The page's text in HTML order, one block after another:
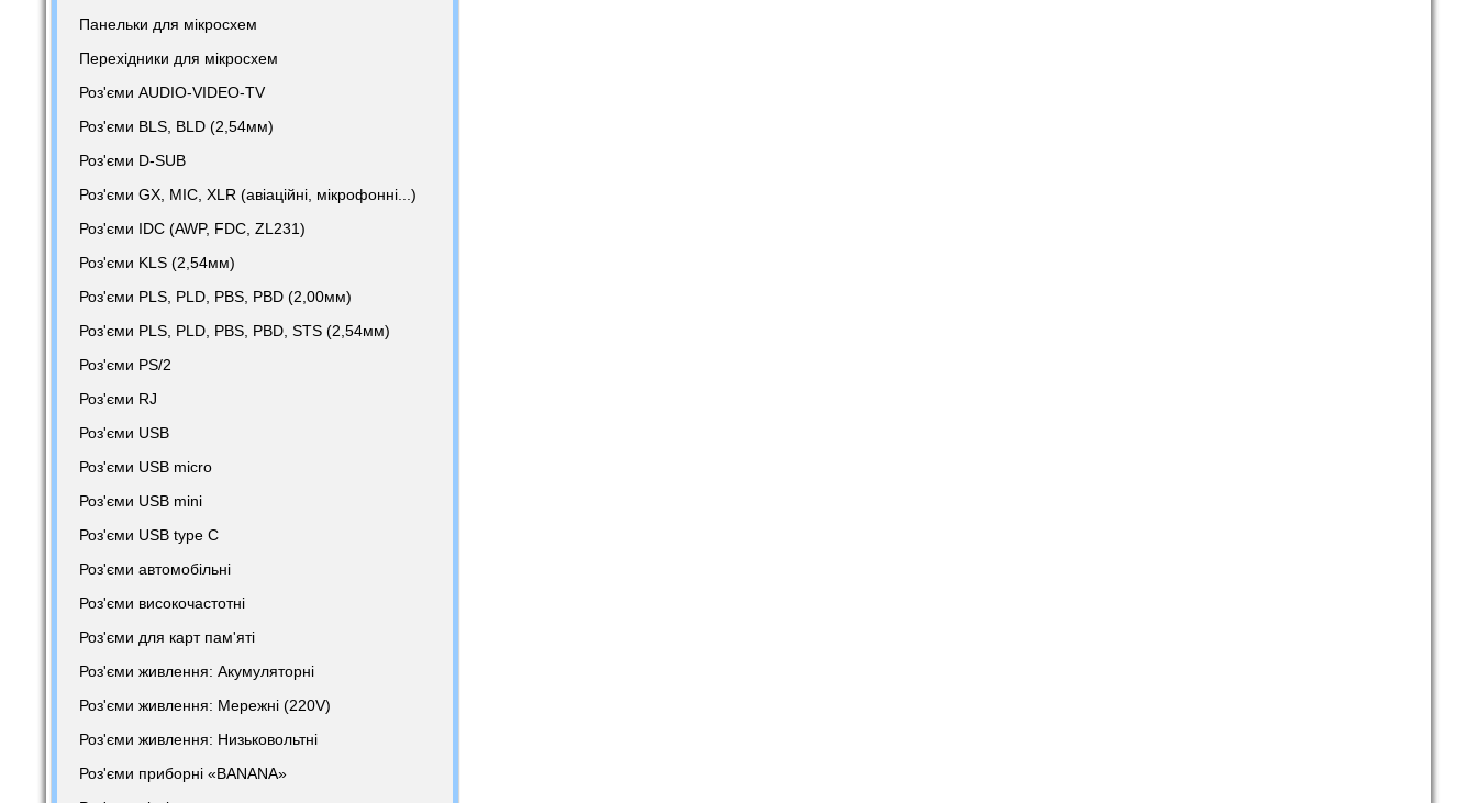
Панельки для мікросхем
Перехідники для мікросхем
Роз'єми AUDIO-VIDEO-TV
Роз'єми BLS, BLD (2,54мм)
Роз'єми D-SUB
Роз'єми GX, MIC, XLR (авіаційні, мікрофонні...)
Роз'єми IDC (AWP, FDC, ZL231)
Роз'єми KLS (2,54мм)
Роз'єми PLS, PLD, PBS, PBD (2,00мм)
Роз'єми PLS, PLD, PBS, PBD, STS (2,54мм)
Роз'єми PS/2
Роз'єми RJ
Роз'єми USB
Роз'єми USB micro
Роз'єми USB mini
Роз'єми USB type C
Роз'єми автомобільні
Роз'єми високочастотні
Роз'єми для карт пам'яті
Роз'єми живлення: Акумуляторні
Роз'єми живлення: Мережні (220V)
Роз'єми живлення: Низьковольтні
Роз'єми приборні «BANANA»